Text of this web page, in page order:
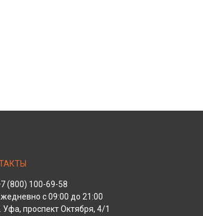
(800) 100-69-58
с 09:00 до 21:00
Уфа, проспект Октября, 4/1